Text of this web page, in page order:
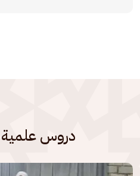
دروس
الصورة